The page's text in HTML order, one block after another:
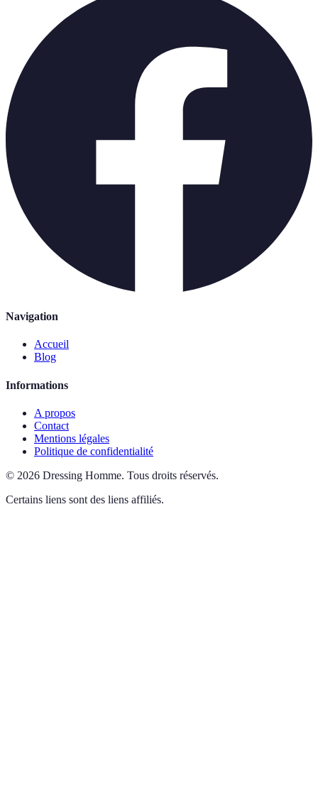
Navigation
Accueil
Blog
Informations
A propos
Contact
Mentions légales
Politique de confidentialité
© 2026 Dressing Homme. Tous droits réservés.
Certains liens sont des liens affiliés.